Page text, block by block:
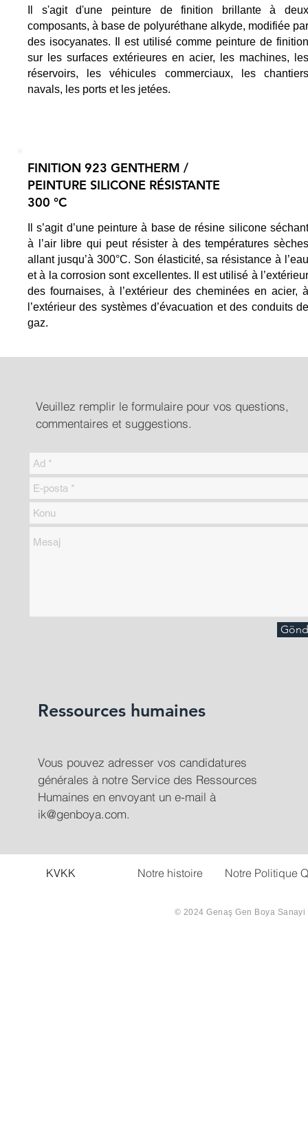
Il s'agit d'une peinture de finition brillante à deux
composants, à base de polyuréthane alkyde, modifiée par
des isocyanates. Il est utilisé comme peinture de finition
sur les surfaces extérieures en acier, les machines, les
réservoirs, les véhicules commerciaux, les chantiers
navals, les ports et les jetées.
FINITION 923 GENTHERM /
PEINTURE SILICONE RÉSISTANTE
300 °C
Il s’agit d’une peinture à base de résine silicone séchant
à l’air libre qui peut résister à des températures sèches
allant jusqu’à 300°C. Son élasticité, sa résistance à l’eau
et à la corrosion sont excellentes. Il est utilisé à l’extérieur
des fournaises, à l’extérieur des cheminées en acier, à
l’extérieur des systèmes d’évacuation et des conduits de
gaz.
Veuillez remplir le formulaire pour vos questions,
commentaires et suggestions.
Ressources humaines
Vous pouvez adresser vos candidatures
générales à notre Service des Ressources
Humaines en envoyant un e-mail à
ik@genboya.com.
Notre histoire Notre Politique
KVKK
© 2024 Genaş Gen Boya